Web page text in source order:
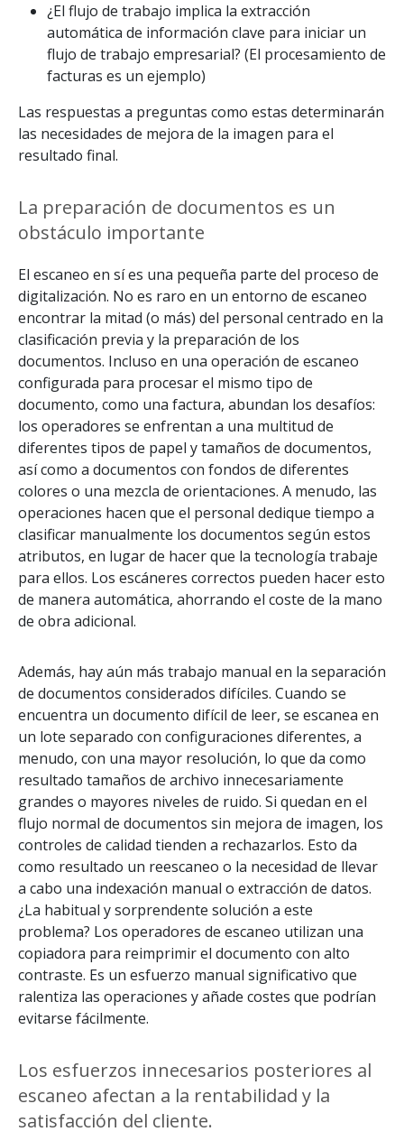
¿El flujo de trabajo implica la extracción
automática de información clave para iniciar un
flujo de trabajo empresarial? (El procesamiento de
facturas es un ejemplo)
Las respuestas a preguntas como estas determinarán
las necesidades de mejora de la imagen para el
resultado final.
La preparación de documentos es un
obstáculo importante
El escaneo en sí es una pequeña parte del proceso de
digitalización. No es raro en un entorno de escaneo
encontrar la mitad (o más) del personal centrado en la
clasificación previa y la preparación de los
documentos. Incluso en una operación de escaneo
configurada para procesar el mismo tipo de
documento, como una factura, abundan los desafíos:
los operadores se enfrentan a una multitud de
diferentes tipos de papel y tamaños de documentos,
así como a documentos con fondos de diferentes
colores o una mezcla de orientaciones. A menudo, las
operaciones hacen que el personal dedique tiempo a
clasificar manualmente los documentos según estos
atributos, en lugar de hacer que la tecnología trabaje
para ellos. Los escáneres correctos pueden hacer esto
de manera automática, ahorrando el coste de la mano
de obra adicional.
Además, hay aún más trabajo manual en la separación
de documentos considerados difíciles. Cuando se
encuentra un documento difícil de leer, se escanea en
un lote separado con configuraciones diferentes, a
menudo, con una mayor resolución, lo que da como
resultado tamaños de archivo innecesariamente
grandes o mayores niveles de ruido. Si quedan en el
flujo normal de documentos sin mejora de imagen, los
controles de calidad tienden a rechazarlos. Esto da
como resultado un reescaneo o la necesidad de llevar
a cabo una indexación manual o extracción de datos.
¿La habitual y sorprendente solución a este
problema? Los operadores de escaneo utilizan una
copiadora para reimprimir el documento con alto
contraste. Es un esfuerzo manual significativo que
ralentiza las operaciones y añade costes que podrían
evitarse fácilmente.
Los esfuerzos innecesarios posteriores al
escaneo afectan a la rentabilidad y la
satisfacción del cliente.